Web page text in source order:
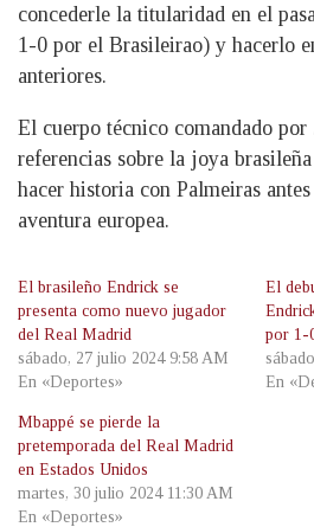
concederle la titularidad en el
1-0 por el Brasileirao) y hacerlo
anteriores.
El cuerpo técnico comandado
referencias sobre la joya
hacer historia con Palmeiras
aventura europea.
El brasileño Endrick se
presenta como nuevo jugador
del Real Madrid
sábado, 27 julio 2024 9:58 AM
En «Deportes»
El
por 1-
En
Mbappé se pierde la
pretemporada del Real Madrid
en Estados Unidos
martes, 30 julio 2024 11:30 AM
En «Deportes»